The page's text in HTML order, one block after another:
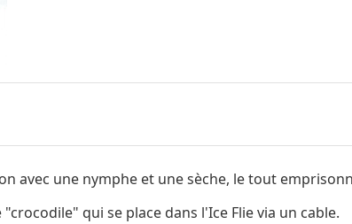
avec une nymphe et une sèche, le tout
qui se place dans l'Ice Flie via un cable.